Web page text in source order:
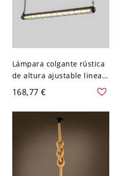
Lámpara colgante rústica
de altura ajustable lineal
de vidrio, 1, 110V-120V,
Diseño 18
168,77 €